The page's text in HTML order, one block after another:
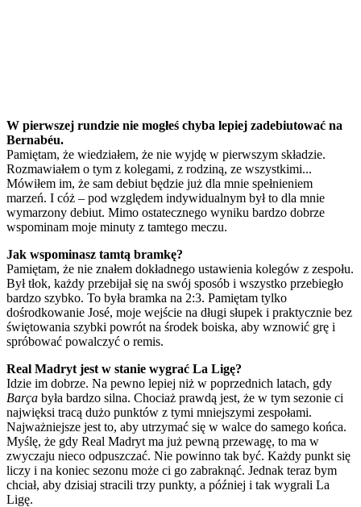
W pierwszej rundzie nie mogłeś chyba lepiej zadebiutować na
Bernabéu.
Pamiętam, że wiedziałem, że nie wyjdę w pierwszym składzie.
Rozmawiałem o tym z kolegami, z rodziną, ze wszystkimi...
Mówiłem im, że sam debiut będzie już dla mnie spełnieniem
marzeń. I cóż – pod względem indywidualnym był to dla mnie
wymarzony debiut. Mimo ostatecznego wyniku bardzo dobrze
wspominam moje minuty z tamtego meczu.
Jak wspominasz tamtą bramkę?
Pamiętam, że nie znałem dokładnego ustawienia kolegów z zespołu.
Był tłok, każdy przebijał się na swój sposób i wszystko przebiegło
bardzo szybko. To była bramka na 2:3. Pamiętam tylko
dośrodkowanie José, moje wejście na długi słupek i praktycznie bez
świętowania szybki powrót na środek boiska, aby wznowić grę i
spróbować powalczyć o remis.
Real Madryt jest w stanie wygrać La Ligę?
Idzie im dobrze. Na pewno lepiej niż w poprzednich latach, gdy
Barça była bardzo silna. Chociaż prawdą jest, że w tym sezonie ci
najwięksi tracą dużo punktów z tymi mniejszymi zespołami.
Najważniejsze jest to, aby utrzymać się w walce do samego końca.
Myślę, że gdy Real Madryt ma już pewną przewagę, to ma w
zwyczaju nieco odpuszczać. Nie powinno tak być. Każdy punkt się
liczy i na koniec sezonu może ci go zabraknąć. Jednak teraz bym
chciał, aby dzisiaj stracili trzy punkty, a później i tak wygrali La
Ligę.